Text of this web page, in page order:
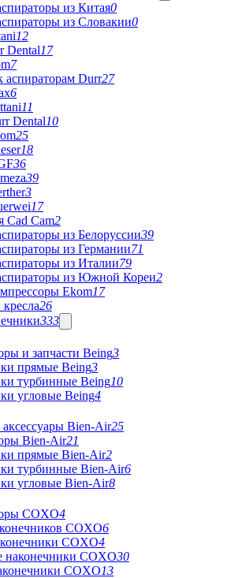
из Китая0
из Словакии0
12
Dental17
7
аспираторам Durr27
6
11
Dental10
25
18
36
39
3
17
Cad Cam2
из Белоруссии39
из Германии71
из Италии79
из Южной Кореи2
Ekom17
26
333
и запчасти Being3
прямые Being3
турбинные Being10
угловые Being4
аксессуары Bien-Air25
Bien-Air21
прямые Bien-Air2
турбинные Bien-Air6
угловые Bien-Air8
COXO4
COXO6
COXO4
наконечники COXO30
COXO13